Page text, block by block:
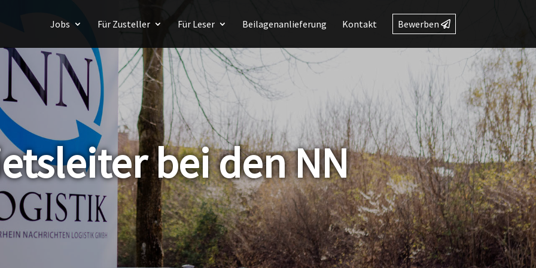
Jobs Für Zusteller Für Leser Beilagenanlieferung Kontakt Bewerben
bei den NN